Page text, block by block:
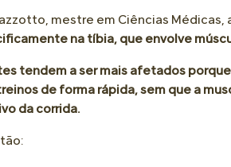
mestre em Ciências Médicas,
na tíbia, que envolve
tendem a ser mais afetados
de forma rápida, sem que a
da corrida.